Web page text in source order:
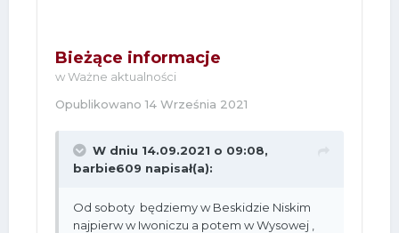
Bieżące informacje
wWażne aktualności
Opublikowano14 Września 2021
W dniu 14.09.2021 o 09:08,
barbie609 napisał(a):
Od soboty będziemy w Beskidzie Niskim
najpierw w Iwoniczu a potem w Wysowej ,